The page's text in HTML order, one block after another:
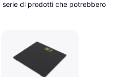
serie di prodotti che potrebbero